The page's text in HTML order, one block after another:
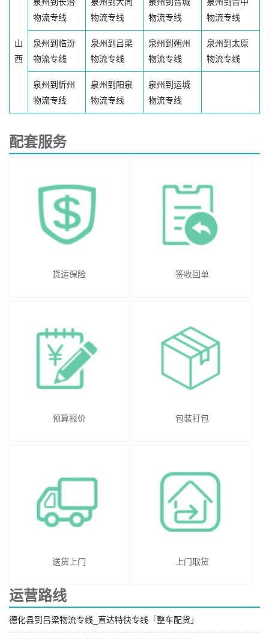
山
西
物流专线
物流专线
物流专线
物流专线
泉州到临汾
物流专线
泉州到吕梁
物流专线
泉州到朔州
物流专线
泉州到太原
物流专线
泉州到忻州
物流专线
泉州到阳泉
物流专线
泉州到运城
物流专线
配套服务
货运保险 签收回单
预算报价 包装打包
送货上门 上门取货
运营路线
德化县到吕梁物流专线_直达特快专线「整车配货」